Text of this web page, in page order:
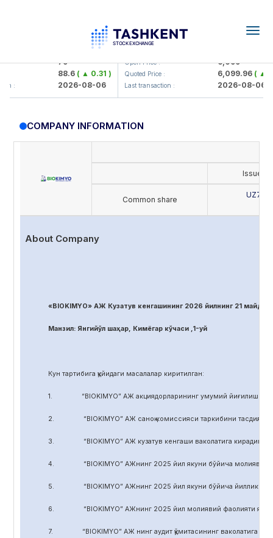
79
88.6( ▲ 0.31 )
2026-08-06
UZMK (<O'zmetkombinat> AJ)
Open Price : 6,099
Quoted Price : 6,099.96( ▲
Last transaction : 2026-08-06
COMPANY INFORMATION
Issue's
Common share
About Company
«BIOKIMYO» АЖ Кузатув кенгашининг 2026 йилнинг 21
Манзил: Янгийўл шаҳар, Кимёгар кўчаси ,1-уй
Кун тартибига қуйидаги масалалар киритилган:
1. “BIOKIMYO” АЖ акциядорларининг умумий йиғилиши
2. “BIOKIMYO” АЖ саноқ комиссияси таркибини тасдиқлаш.
3. “BIOKIMYO” АЖ кузатув кенгаши ваколатига кирадиган
4. “BIOKIMYO” АЖнинг 2025 йил якуни бўйича молиявий-
5. “BIOKIMYO” АЖнинг 2025 йил якуни бўйича йиллик
6. “BIOKIMYO” АЖнинг 2025 йил молиявий фаолияти якуни
7. “BIOKIMYO” АЖ нинг аудит қўмитасининг ваколатига